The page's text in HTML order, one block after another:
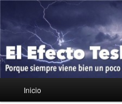
contenido
principal
contenido
secundario
El Efecto
Porque siempre viene bien un
principal
Inicio